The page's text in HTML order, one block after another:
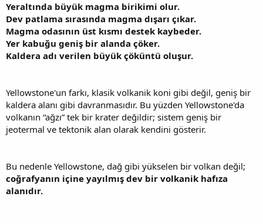
Yeraltında büyük magma birikimi olur.
Dev patlama sırasında magma dışarı çıkar.
Magma odasının üst kısmı destek kaybeder.
Yer kabuğu geniş bir alanda çöker.
Kaldera adı verilen büyük çöküntü oluşur.
Yellowstone'un farkı, klasik volkanik koni gibi değil, geniş bir
kaldera alanı gibi davranmasıdır. Bu yüzden Yellowstone'da
volkanın “ağzı” tek bir krater değildir; sistem geniş bir
jeotermal ve tektonik alan olarak kendini gösterir.
Bu nedenle Yellowstone, dağ gibi yükselen bir volkan değil;
coğrafyanın içine yayılmış dev bir volkanik hafıza
alanıdır.